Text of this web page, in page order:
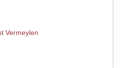
Vermeylen